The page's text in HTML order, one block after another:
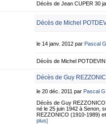
Décès de Jean CUPER 30
Décès de Michel
le 14 janv. 2012 par Pascal
Décès de Michel
Décès de Guy
le 20 déc. 2011 par Pascal
Décès de Guy
né le 25 juin 1942 à Senon,
REZZONICO (1910-1989)
plus]